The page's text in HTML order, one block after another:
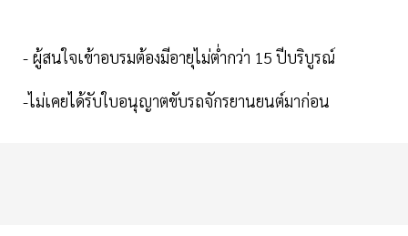
- ผู้สนใจเข้าอบรมต้องมีอายุไม่ต่ำกว่า 15 ปีบริบูรณ์
-ไม่เคยได้รับใบอนุญาตขับรถจักรยานยนต์มาก่อน